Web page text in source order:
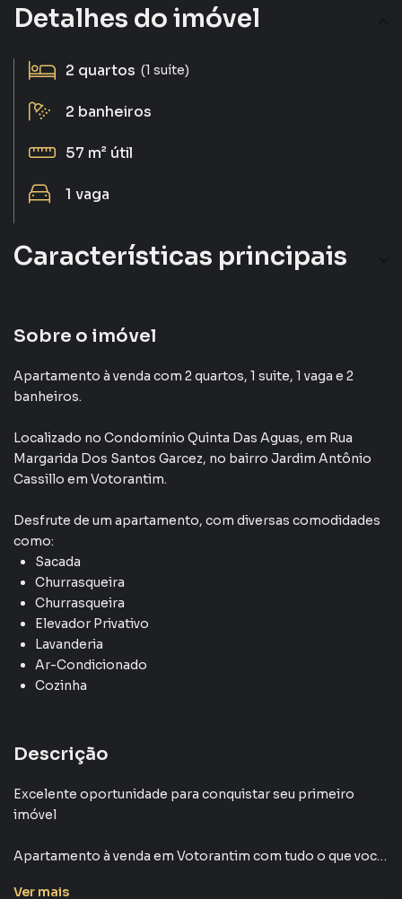
Detalhes do imóvel
2 quartos (1 suíte)
2 banheiros
57 m² útil
1 vaga
Características principais
Armário Cozinha
Playground
Elevador
Sobre o imóvel
Apartamento à venda com 2 quartos, 1 suite, 1 vaga e 2
banheiros.
Localizado no Condomínio Quinta Das Aguas, em Rua
Margarida Dos Santos Garcez, no bairro Jardim Antônio
Cassillo em Votorantim.
Desfrute de um apartamento, com diversas comodidades
como:
Sacada
Churrasqueira
Churrasqueira
Elevador Privativo
Lavanderia
Ar-Condicionado
Cozinha
Descrição
Excelente oportunidade para conquistar seu primeiro
imóvel
Apartamento à venda em Votorantim com tudo o que você
Ver mais